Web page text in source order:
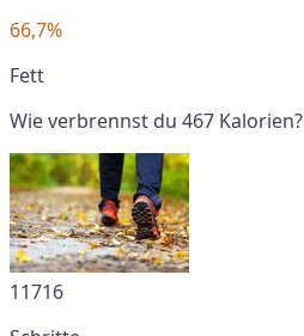
66,7%
Fett
Wie verbrennst du 467 Kalorien?
11716